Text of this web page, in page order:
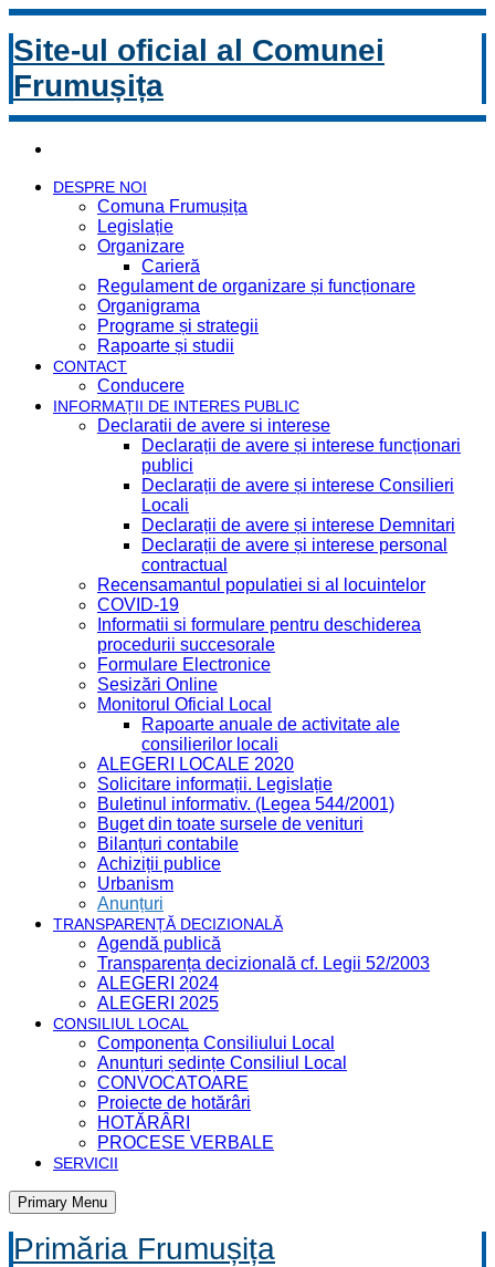
Site-ul oficial al Comunei
Frumușița
DESPRE NOI
Comuna Frumușița
Legislație
Organizare
Carieră
Regulament de organizare și funcționare
Organigrama
Programe și strategii
Rapoarte și studii
CONTACT
Conducere
INFORMAȚII DE INTERES PUBLIC
Declaratii de avere si interese
Declarații de avere și interese funcționari
publici
Declarații de avere și interese Consilieri
Locali
Declarații de avere și interese Demnitari
Declarații de avere și interese personal
contractual
Recensamantul populatiei si al locuintelor
COVID-19
Informatii si formulare pentru deschiderea
procedurii succesorale
Formulare Electronice
Sesizări Online
Monitorul Oficial Local
Rapoarte anuale de activitate ale
consilierilor locali
ALEGERI LOCALE 2020
Solicitare informații. Legislație
Buletinul informativ. (Legea 544/2001)
Buget din toate sursele de venituri
Bilanțuri contabile
Achiziții publice
Urbanism
Anunțuri
TRANSPARENȚĂ DECIZIONALĂ
Agendă publică
Transparența decizională cf. Legii 52/2003
ALEGERI 2024
ALEGERI 2025
CONSILIUL LOCAL
Componența Consiliului Local
Anunțuri ședințe Consiliul Local
CONVOCATOARE
Proiecte de hotărâri
HOTĂRÂRI
PROCESE VERBALE
SERVICII
Primary Menu
Primăria Frumușița